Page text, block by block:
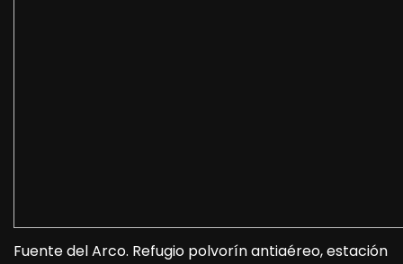
Fuente del Arco. Refugio polvorín antiaéreo, estación